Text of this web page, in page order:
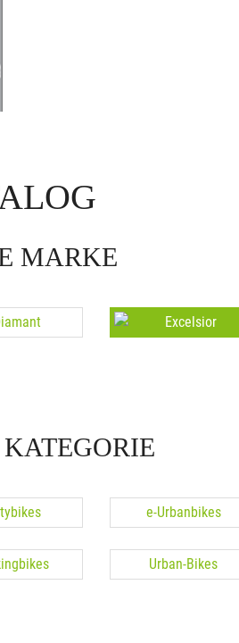
MARKE
KATEGORIE
e-Urbanbikes
Urban-Bikes